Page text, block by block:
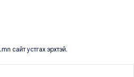
сайт устгах эрхтэй.